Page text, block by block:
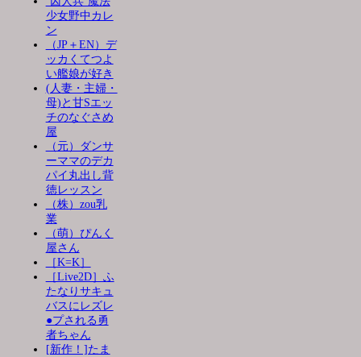
少女野中カレ
ン
（JP＋EN）デ
ッカくてつよ
い艦娘が好き
(人妻・主婦・
母)と甘Sエッ
チのなぐさめ
屋
（元）ダンサ
ーママのデカ
パイ丸出し背
徳レッスン
（株）zou乳
業
（萌）ぴんく
屋さん
［K=K］
［Live2D］ふ
たなりサキュ
バスにレズレ
●プされる勇
者ちゃん
[新作！]たま